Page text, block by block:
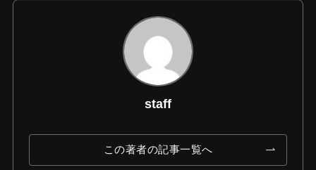
staff
この著者の記事一覧へ